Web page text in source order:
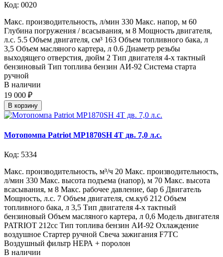
Код: 0020
Макс. производительность, л/мин 330 Макс. напор, м 60
Глубина погружения / всасывания, м 8 Мощность двигателя,
л.с. 5.5 Объем двигателя, см³ 163 Объем топливного бака, л
3,5 Объем масляного картера, л 0.6 Диаметр резьбы
выходящего отверстия, дюйм 2 Тип двигателя 4-х тактный
бензиновый Тип топлива бензин АИ-92 Система старта
ручной
В наличии
19 000 ₽
В корзину
Мотопомпа Patriot MP1870SH 4T дв. 7,0 л.с.
Код: 5334
Макс. производительность, м³/ч 20 Макс. производительность,
л/мин 330 Макс. высота подъема (напор), м 70 Макс. высота
всасывания, м 8 Макс. рабочее давление, бар 6 Двигатель
Мощность, л.с. 7 Объем двигателя, см.куб 212 Объем
топливного бака, л 3,5 Тип двигателя 4-х тактный
бензиновый Объем масляного картера, л 0,6 Модель двигателя
PATRIOT 212cc Тип топлива бензин АИ-92 Охлаждение
воздушное Стартер ручной Свеча зажигания F7TC
Воздушный фильтр НЕРА + поролон
В наличии